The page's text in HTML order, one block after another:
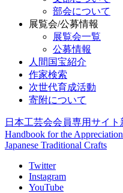
部会について
展覧会/公募情報
展覧会一覧
公募情報
人間国宝紹介
作家検索
次世代育成活動
寄附について
日本工芸会会員専用サイト
Handbook for the
Japanese Traditional Crafts
Twitter
Instagram
YouTube